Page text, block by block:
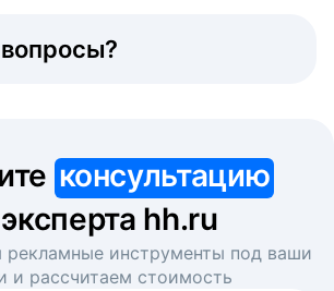
консультацию
hh.ru
инструменты под ваши
и рассчитаем стоимость